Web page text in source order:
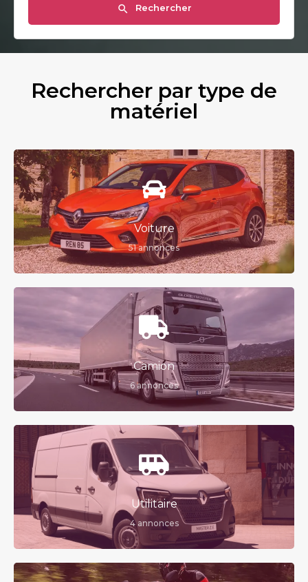
Rechercher
Rechercher par type de
matériel
Voiture
51 annonces
Camion
6 annonces
Utilitaire
4 annonces